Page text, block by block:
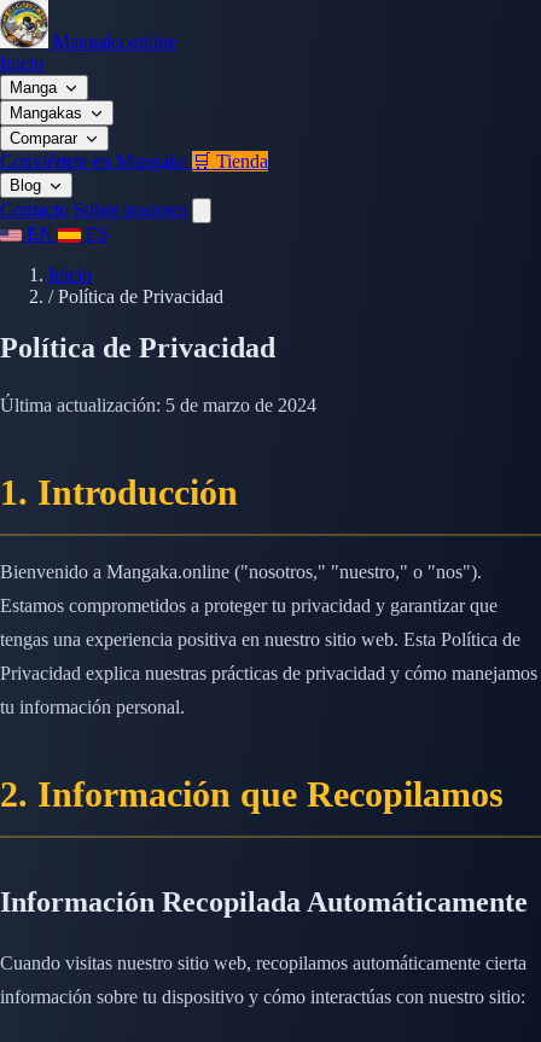
Mangaka.online
Inicio
Manga
Mangakas
Comparar
Conviértete en Mangaka 🛒 Tienda
Blog
Contacto Sobre nosotros
EN
ES
Inicio
/ Política de Privacidad
Política de Privacidad
Última actualización: 5 de marzo de 2024
1. Introducción
Bienvenido a Mangaka.online ("nosotros," "nuestro," o "nos").
Estamos comprometidos a proteger tu privacidad y garantizar que
tengas una experiencia positiva en nuestro sitio web. Esta Política de
Privacidad explica nuestras prácticas de privacidad y cómo manejamos
tu información personal.
2. Información que Recopilamos
Información Recopilada Automáticamente
Cuando visitas nuestro sitio web, recopilamos automáticamente cierta
información sobre tu dispositivo y cómo interactúas con nuestro sitio: